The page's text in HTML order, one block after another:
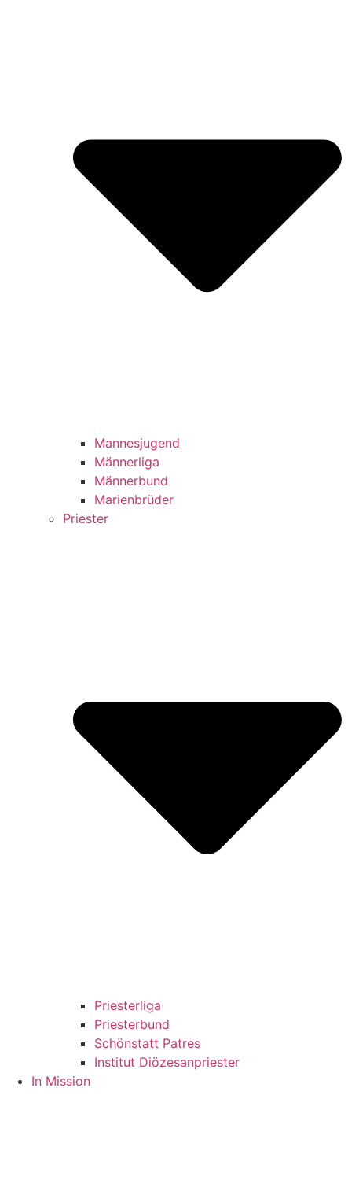
Mannesjugend
Männerliga
Männerbund
Marienbrüder
Priester
Priesterliga
Priesterbund
Schönstatt Patres
Institut Diözesanpriester
In Mission